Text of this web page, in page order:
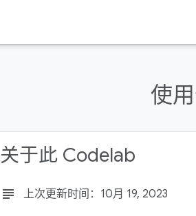
使
关于此 Codelab
subject 上次更新时间：10月 19, 2023